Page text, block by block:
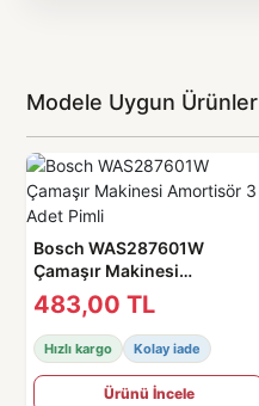
Modele Uygun Ürünler
Bosch WAS287601W
Çamaşır Makinesi
Amortisör 3 Adet Pimli
483,00 TL
Hızlı kargo Kolay iade
Ürünü İncele